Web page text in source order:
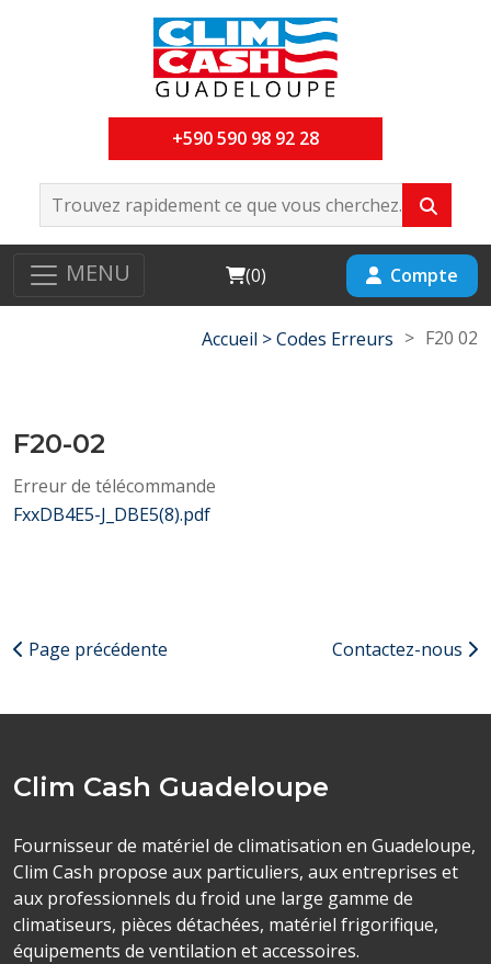
+590 590 98 92 28
MENU Cart
(0) Compte
Accueil >Codes Erreurs > F20 02
F20-02
Erreur de télécommande
FxxDB4E5-J_DBE5(8).pdf
Page précédente Contactez-nous
Clim Cash Guadeloupe
Fournisseur de matériel de climatisation en Guadeloupe,
Clim Cash propose aux particuliers, aux entreprises et
aux professionnels du froid une large gamme de
climatiseurs, pièces détachées, matériel frigorifique,
équipements de ventilation et accessoires.